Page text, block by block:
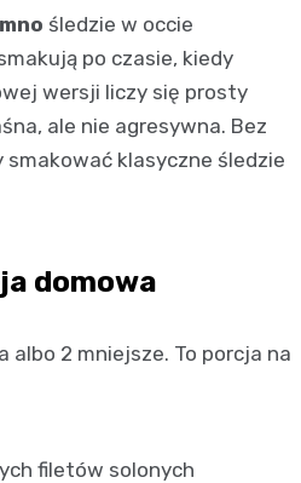
śledzie w occie
po czasie, kiedy
wersji liczy się prosty
ale nie agresywna. Bez
klasyczne śledzie
domowa
albo 2 mniejsze. To porcja na
filetów solonych